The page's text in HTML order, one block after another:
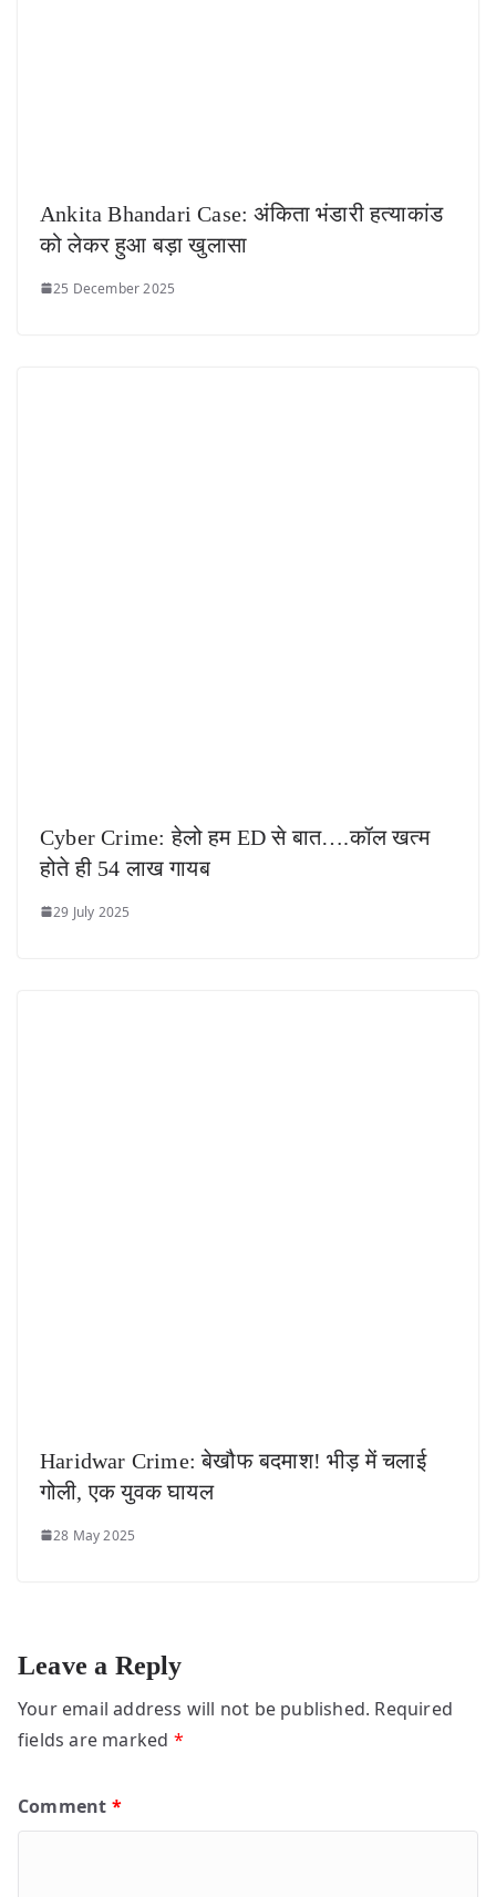
Ankita Bhandari Case: अंकिता भंडारी हत्याकांड
को लेकर हुआ बड़ा खुलासा
25 December 2025
Cyber Crime: हेलो हम ED से बात….कॉल खत्म
होते ही 54 लाख गायब
29 July 2025
Haridwar Crime: बेखौफ बदमाश! भीड़ में चलाई
गोली, एक युवक घायल
28 May 2025
Leave a Reply
Your email address will not be published. Required
fields are marked *
Comment *